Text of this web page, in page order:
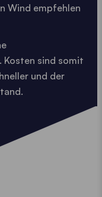
Wind empfehlen
Kosten sind somit
und der